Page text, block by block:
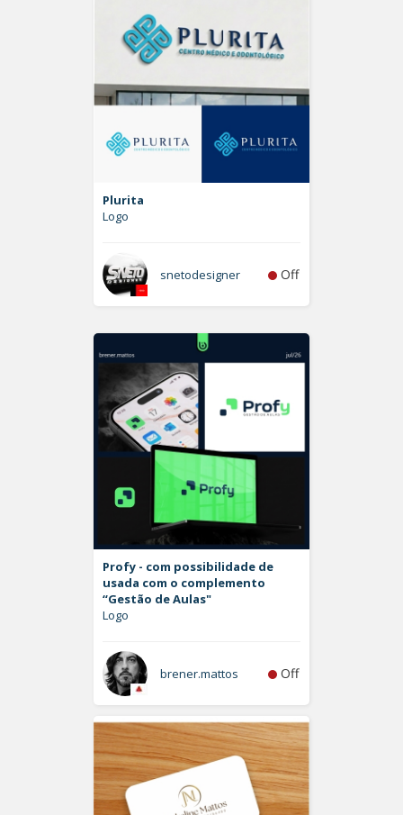
Plurita
Logo
snetodesigner Off
Profy - com possibilidade de
usada com o complemento
“Gestão de Aulas"
Logo
brener.mattos Off